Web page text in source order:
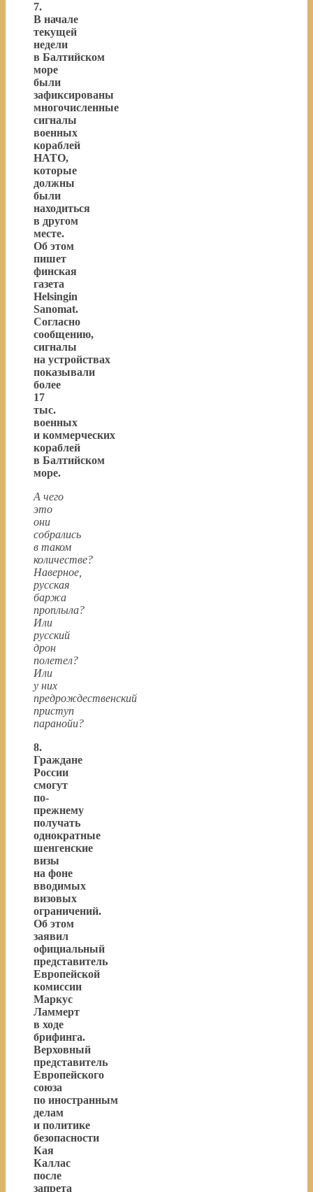
7.
В начале
текущей
недели
в Балтийском
море
были
зафиксированы
многочисленные
сигналы
военных
кораблей
НАТО,
которые
должны
были
находиться
в другом
месте.
Об этом
пишет
финская
газета
Helsingin
Sanomat.
Согласно
сообщению,
сигналы
на устройствах
показывали
более
17
тыс.
военных
и коммерческих
кораблей
в Балтийском
море.
А чего
это
они
собрались
в таком
количестве?
Наверное,
русская
баржа
проплыла?
Или
русский
дрон
полетел?
Или
у них
предрождественский
приступ
паранойи?
8.
Граждане
России
смогут
по-
прежнему
получать
однократные
шенгенские
визы
на фоне
вводимых
визовых
ограничений.
Об этом
заявил
официальный
представитель
Европейской
комиссии
Маркус
Ламмерт
в ходе
брифинга.
Верховный
представитель
Европейского
союза
по иностранным
делам
и политике
безопасности
Кая
Каллас
после
запрета